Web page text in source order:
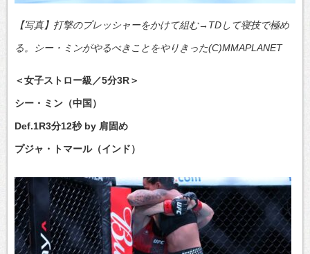
【写真】打撃のプレッシャーをかけて組む→TDして寝技で極め
る。シー・ミンがやるべきことをやりきった(C)MMAPLANET
＜女子ストロー級／5分3R＞
シー・ミン（中国）
Def.1R3分12秒 by 肩固め
プジャ・トマール（インド）